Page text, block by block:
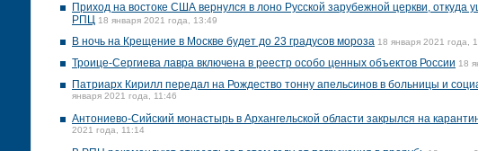
Приход на востоке США вернулся в лоно Русской зарубежной церкви, откуда
РПЦ 18 января 2021 года, 13:49
В ночь на Крещение в Москве будет до 23 градусов мороза 18 января 2021 года,
Троице-Сергиева лавра включена в реестр особо ценных объектов России 18
Патриарх Кирилл передал на Рождество тонну апельсинов в больницы и
января 2021 года, 11:46
Антониево-Сийский монастырь в Архангельской области закрылся на
2021 года, 11:14